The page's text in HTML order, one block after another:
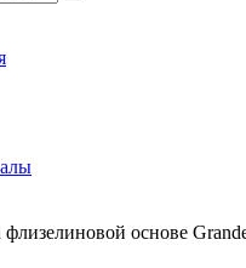
основе